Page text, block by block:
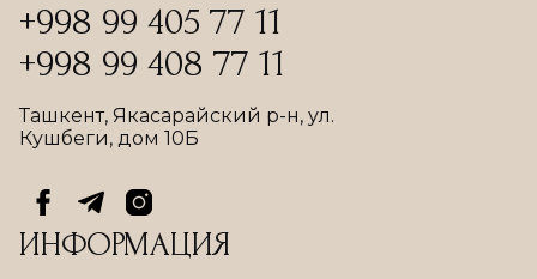
+998 99 405 77 11
+998 99 408 77 11
Ташкент, Якасарайский р-н, ул.
Кушбеги, дом 10Б
ИНФОРМАЦИЯ